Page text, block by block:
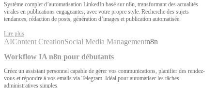
Système complet d’automatisation LinkedIn basé sur n8n, transformant des actualités
virales en publications engageantes, avec votre propre style. Recherche des sujets
tendances, rédaction de posts, génération d’images et publication automatisée.
Lire plus
AIContent CreationSocial Media Managementn8n
Workflow IA n8n pour débutants
Créez un assistant personnel capable de gérer vos communications, planifier des rendez-
vous et répondre à vos emails via Telegram. Idéal pour automatiser les tâches
administratives simples.